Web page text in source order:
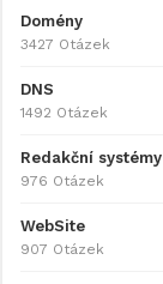
Domény
3427 Otázek
DNS
1492 Otázek
Redakční systémy
976 Otázek
WebSite
907 Otázek